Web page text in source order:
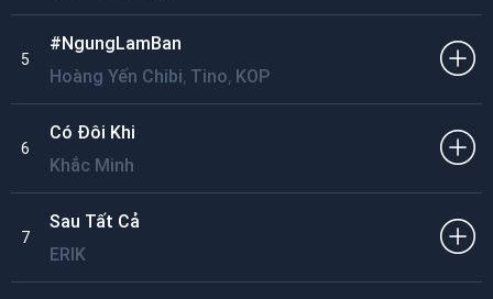
5
#NgungLamBan
Hoàng Yến Chibi, Tino, KOP
6
Có Đôi Khi
Khắc Minh
7
Sau Tất Cả
ERIK